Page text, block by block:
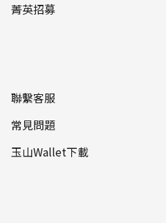
菁英招募
聯繫客服
常見問題
玉山Wallet下載